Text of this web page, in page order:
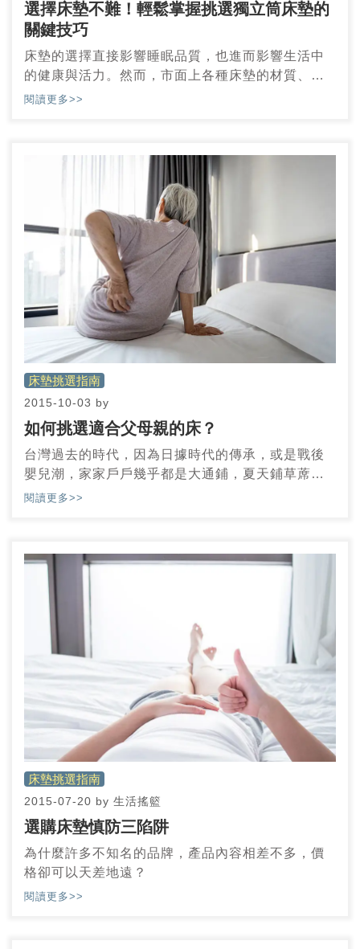
選擇床墊不難！輕鬆掌握挑選獨立筒床墊的
關鍵技巧
床墊的選擇直接影響睡眠品質，也進而影響生活中
的健康與活力。然而，市面上各種床墊的材質、結
構與設計五花八門，讓許多消費者在挑選時感到無
面考量。
閱讀更多>>
床墊挑選指南
2015-10-03 by
如何挑選適合父母親的床？
台灣過去的時代，因為日據時代的傳承，或是戰後
嬰兒潮，家家戶戶幾乎都是大通鋪，夏天鋪草蓆，
冬天鋪棉被，時至今日，大部分的長輩們依然沒有
材質。
閱讀更多>>
床墊挑選指南
2015-07-20 by 生活搖籃
選購床墊慎防三陷阱
為什麼許多不知名的品牌，產品內容相差不多，價
格卻可以天差地遠？
閱讀更多>>